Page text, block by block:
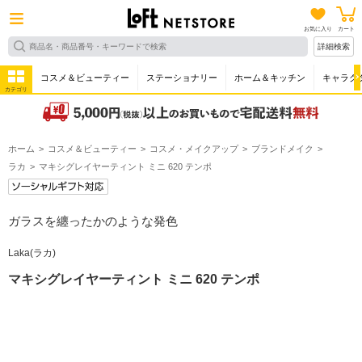
お気に入り カート
詳細検索
カテゴリ
コスメ＆ビューティー ステーショナリー ホーム＆キッチン キャラク
ホーム コスメ＆ビューティー コスメ・メイクアップ
ブランドメイク
ラカ
マキシグレイヤーティント ミニ 620 テンポ
ガラスを纏ったかのような発色
Laka(ラカ)
マキシグレイヤーティント ミニ 620 テンポ